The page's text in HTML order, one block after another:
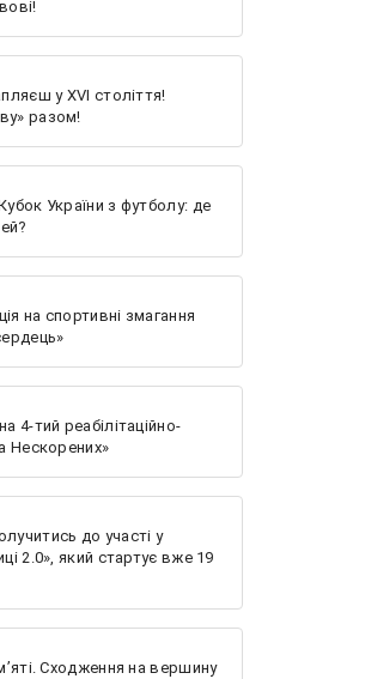
у XVI століття!
разом!
України з футболу: де
на спортивні змагання
4-тий реабілітаційно-
Нескорених»
до участі у
2.0», який стартує вже 19
Сходження на вершину